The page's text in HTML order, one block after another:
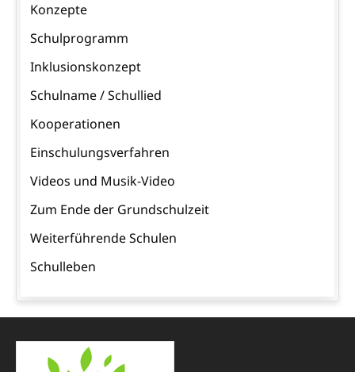
Konzepte
Schulprogramm
Inklusionskonzept
Schulname / Schullied
Kooperationen
Einschulungsverfahren
Videos und Musik-Video
Zum Ende der Grundschulzeit
Weiterführende Schulen
Schulleben